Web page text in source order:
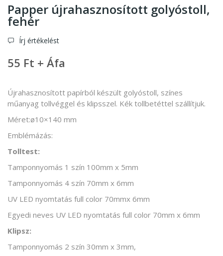
Papper újrahasznosított golyóstoll,
fehér
Írj értékelést
55 Ft + Áfa
Újrahasznosított papírból készült golyóstoll, színes
műanyag tollvéggel és klipsszel. Kék tollbetéttel szállítjuk.
Méret:ø10×140 mm
Emblémázás:
Tolltest:
Tamponnyomás 1 szín 100mm x 5mm
Tamponnyomás 4 szín 70mm x 6mm
UV LED nyomtatás full color 70mmx 6mm
Egyedi neves UV LED nyomtatás full color 70mm x 6mm
Klipsz:
Tamponnyomás 2 szín 30mm x 3mm,